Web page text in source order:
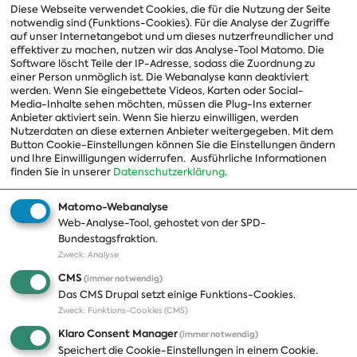
Vorsitzender
Vorstand
Arbeitsgruppen
Ausschussvorsitzende
Beauftragte
Landesgruppen
Organisation
Themen
Positionen
Publikationen
Presse
Fotos
Pressekontakt
Diese Webseite verwendet Cookies, die für die Nutzung der Seite
notwendig sind (Funktions-Cookies). Für die Analyse der Zugriffe
auf unser Internetangebot und um dieses nutzerfreundlicher und
effektiver zu machen, nutzen wir das Analyse-Tool Matomo. Die
Software löscht Teile der IP-Adresse, sodass die Zuordnung zu
einer Person unmöglich ist. Die Webanalyse kann deaktiviert
werden. Wenn Sie eingebettete Videos, Karten oder Social-
Media-Inhalte sehen möchten, müssen die Plug-Ins externer
Anbieter aktiviert sein. Wenn Sie hierzu einwilligen, werden
Nutzerdaten an diese externen Anbieter weitergegeben. Mit dem
Button Cookie-Einstellungen können Sie die Einstellungen ändern
und Ihre Einwilligungen widerrufen. Ausführliche Informationen
finden Sie in unserer Datenschutzerklärung.
Matomo-Webanalyse
Web-Analyse-Tool, gehostet von der SPD-
Bundestagsfraktion.
Zweck: Analyse
CMS (immer notwendig)
Das CMS Drupal setzt einige Funktions-Cookies.
Zweck: Funktions-Cookies (CMS)
Klaro Consent Manager(immer notwendig)
Speichert die Cookie-Einstellungen in einem Cookie.